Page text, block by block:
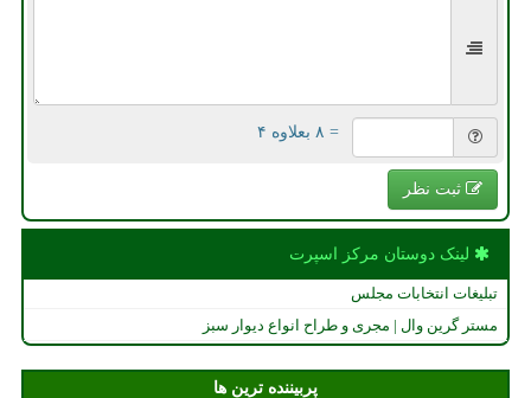
= ۸ بعلاوه ۴
ثبت نظر
لینک دوستان مركز اسپرت
تبلیغات انتخابات مجلس
مستر گرین وال | مجری و طراح انواع دیوار سبز
پربیننده ترین ها